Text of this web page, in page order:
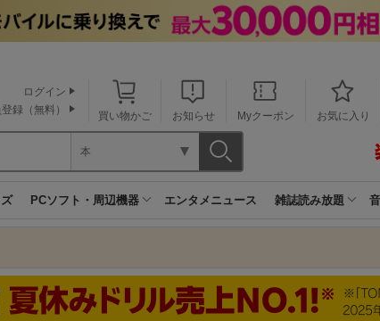
買い物かご お知らせ Myクーポン お気に入り
ログイン
録（無料）
本
PCソフト・周辺機器 エンタメニュース 雑誌読み放題